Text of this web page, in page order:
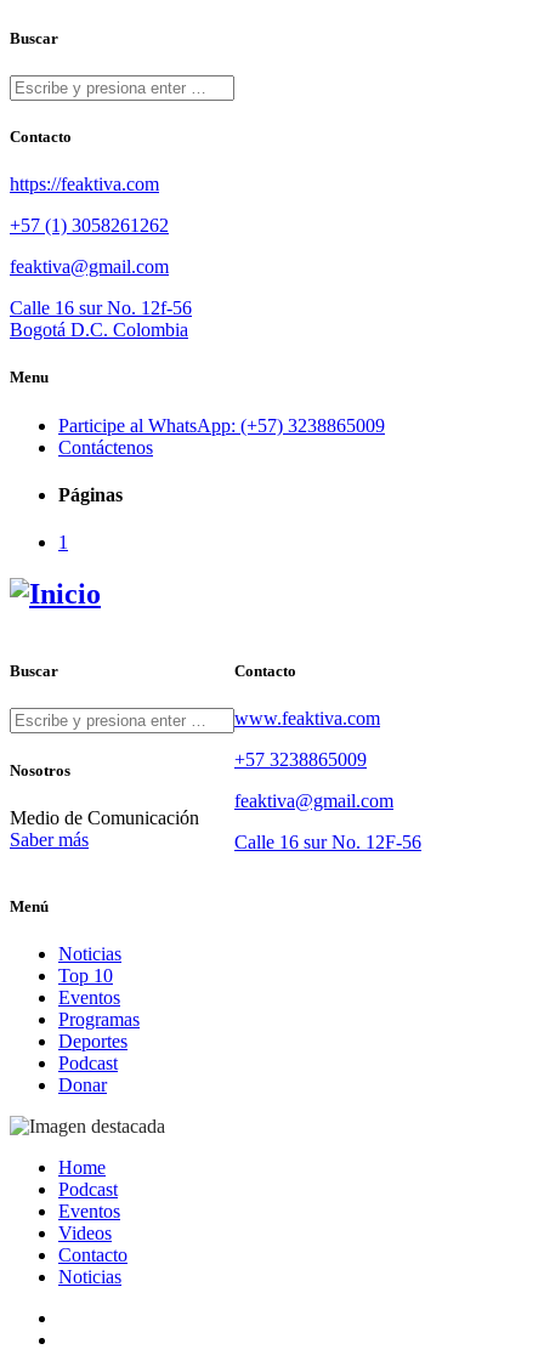
Buscar
Contacto
https://feaktiva.com
+57 (1) 3058261262
feaktiva@gmail.com
Calle 16 sur No. 12f-56
Bogotá D.C. Colombia
Menu
Participe al WhatsApp: (+57) 3238865009
Contáctenos
Páginas
1
Buscar Contacto
www.feaktiva.com
+57 3238865009
feaktiva@gmail.com
Calle 16 sur No. 12F-56
Nosotros
Medio de Comunicación
Saber más
Menú
Noticias
Top 10
Eventos
Programas
Deportes
Podcast
Donar
Home
Podcast
Eventos
Videos
Contacto
Noticias